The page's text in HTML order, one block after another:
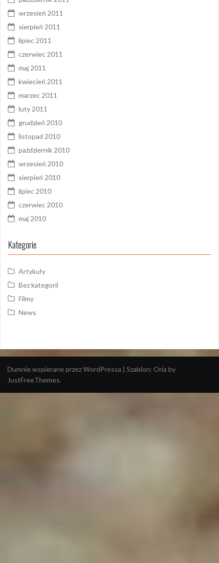
wrzesień 2011
sierpień 2011
lipiec 2011
czerwiec 2011
maj 2011
kwiecień 2011
marzec 2011
luty 2011
grudzień 2010
listopad 2010
październik 2010
wrzesień 2010
sierpień 2010
lipiec 2010
czerwiec 2010
maj 2010
Kategorie
Artykuły
Bez kategorii
Filmy
News
Dumnie wspierane przez WordPressa | Szablon: Oria by
JustFreeThemes.